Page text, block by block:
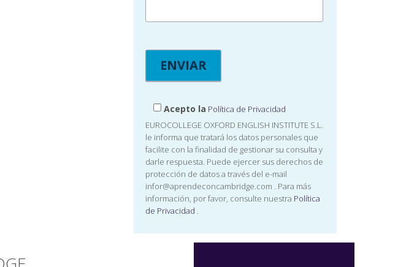
Acepto la Política de Privacidad
EUROCOLLEGE OXFORD ENGLISH INSTITUTE S.L.
le informa que tratará los datos personales que
facilite con la finalidad de gestionar su consulta y
darle respuesta. Puede ejercer sus derechos de
protección de datos a través del e-mail
infor@aprendeconcambridge.com . Para más
información, por favor, consulte nuestra Política
de Privacidad .